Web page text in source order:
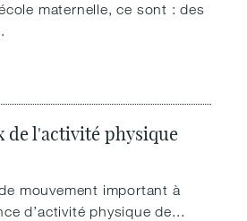
maternelle, ce sont : des
de l'activité physique
mouvement important à
d’activité physique de...